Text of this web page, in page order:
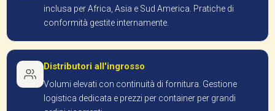
inclusa per Africa, Asia e Sud America. Pratiche di
conformità gestite internamente.
Distributori all'ingrosso
Volumi elevati con continuità di fornitura. Gestione
logistica dedicata e prezzi per container per grandi